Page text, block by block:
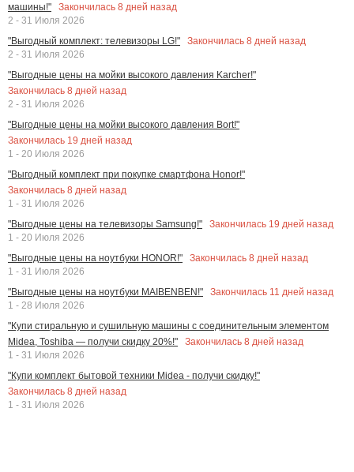
машины!"
Закончилась 8 дней назад
2 - 31 Июля 2026
"Выгодный комплект: телевизоры LG!"
Закончилась 8 дней назад
2 - 31 Июля 2026
"Выгодные цены на мойки высокого давления Karcher!"
Закончилась 8 дней назад
2 - 31 Июля 2026
"Выгодные цены на мойки высокого давления Bort!"
Закончилась 19 дней назад
1 - 20 Июля 2026
"Выгодный комплект при покупке смартфона Honor!"
Закончилась 8 дней назад
1 - 31 Июля 2026
"Выгодные цены на телевизоры Samsung!"
Закончилась 19 дней назад
1 - 20 Июля 2026
"Выгодные цены на ноутбуки HONOR!"
Закончилась 8 дней назад
1 - 31 Июля 2026
"Выгодные цены на ноутбуки MAIBENBEN!"
Закончилась 11 дней назад
1 - 28 Июля 2026
"Купи стиральную и сушильную машины с соединительным элементом
Midea, Toshiba — получи скидку 20%!"
Закончилась 8 дней назад
1 - 31 Июля 2026
"Купи комплект бытовой техники Midea - получи скидку!"
Закончилась 8 дней назад
1 - 31 Июля 2026